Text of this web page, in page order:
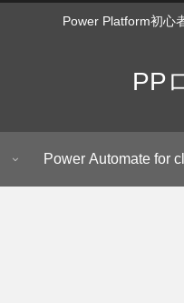
Power Platform初心
PP
Power Automate for